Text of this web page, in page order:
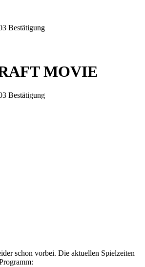
Bestätigung
MOVIE
Bestätigung
schon vorbei. Die aktuellen Spielzeiten